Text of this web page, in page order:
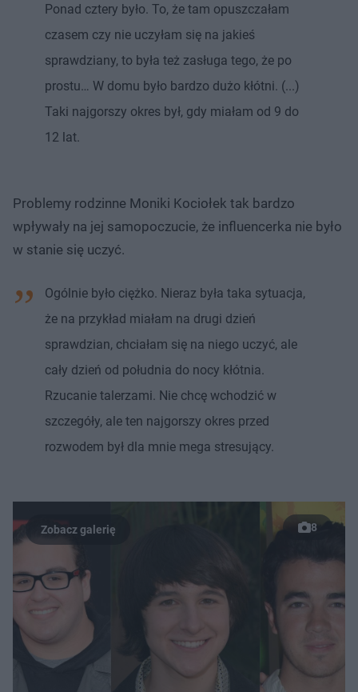
Ponad cztery było. To, że tam opuszczałam
czasem czy nie uczyłam się na jakieś
sprawdziany, to była też zasługa tego, że po
prostu… W domu było bardzo dużo kłótni. (...)
Taki najgorszy okres był, gdy miałam od 9 do
12 lat.
Problemy rodzinne Moniki Kociołek tak bardzo
wpływały na jej samopoczucie, że influencerka nie było
w stanie się uczyć.
Ogólnie było ciężko. Nieraz była taka sytuacja,
że na przykład miałam na drugi dzień
sprawdzian, chciałam się na niego uczyć, ale
cały dzień od południa do nocy kłótnia.
Rzucanie talerzami. Nie chcę wchodzić w
szczegóły, ale ten najgorszy okres przed
rozwodem był dla mnie mega stresujący.
8